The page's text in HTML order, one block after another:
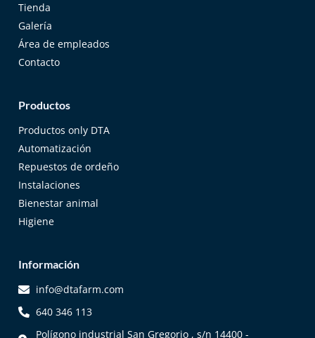
Tienda
Galería
Área de empleados
Contacto
Productos
Productos only DTA
Automatización
Repuestos de ordeño
Instalaciones
Bienestar animal
Higiene
Información
info@dtafarm.com
640 346 113
Polígono industrial San Gregorio , s/n 14400 -